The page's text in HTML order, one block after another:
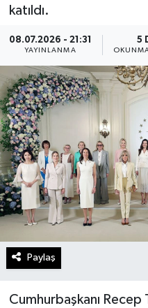
katıldı.
08.07.2026 - 21:31
YAYINLANMA
5
Paylaş
Cumhurbaşkanı Recep